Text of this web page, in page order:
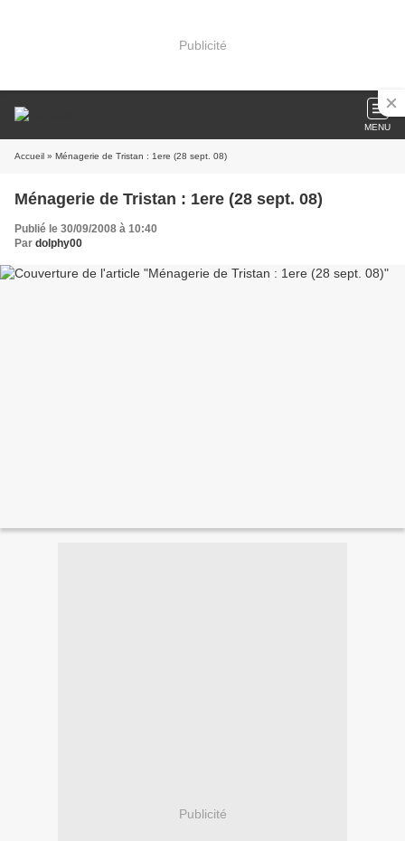
Publicité
MENU
Accueil » Ménagerie de Tristan : 1ere (28 sept. 08)
Ménagerie de Tristan : 1ere (28 sept. 08)
Publié le 30/09/2008 à 10:40
Par dolphy00
Publicité